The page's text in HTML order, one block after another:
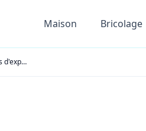
Maison Bricolage
Meilleur déshumidificateur électrique 2026 : comparatif, prix et avis d'experts